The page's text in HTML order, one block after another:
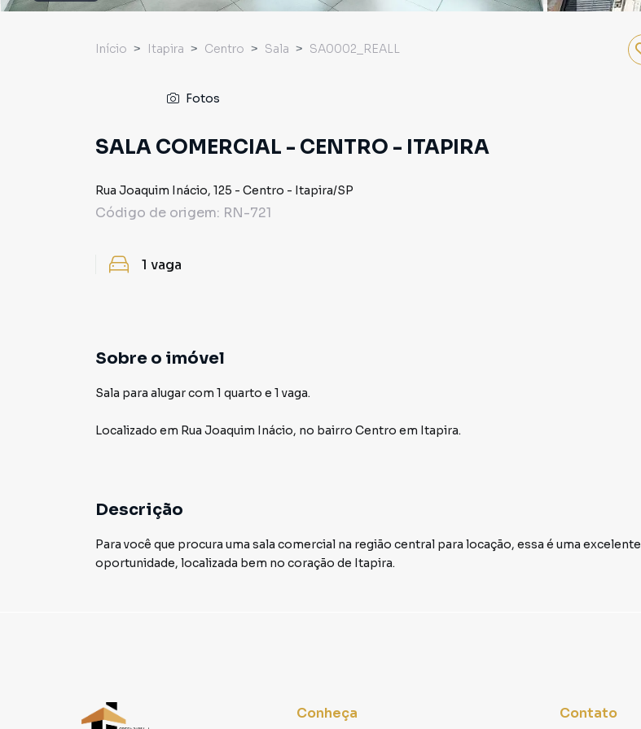
Início Itapira Centro Sala SA0002_REALL
Fotos
SALA COMERCIAL - CENTRO - ITAPIRA
Rua Joaquim Inácio, 125 - Centro - Itapira/SP
Código de origem: RN-721
1 vaga
Sobre o imóvel
Sala para alugar com 1 quarto e 1 vaga.
Localizado em Rua Joaquim Inácio, no bairro Centro em Itapira.
Descrição
Para você que procura uma sala comercial na região central para locação, essa é uma excelente
oportunidade, localizada bem no coração de Itapira.
Conheça Contato